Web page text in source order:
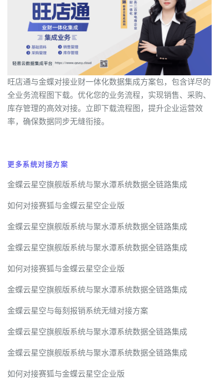
旺店通与金蝶对接业财一体化数据集成方案包，包含详尽的
全业务流程图下载。优化您的业务流程，实现销售、采购、
库存管理的高效对接。立即下载流程图，提升企业运营效
率，确保数据同步无缝衔接。
更多系统对接方案
金蝶云星空旗舰版系统与聚水潭系统数据全链路集成
如何对接赛狐与金蝶云星空企业版
金蝶云星空旗舰版系统与聚水潭系统数据全链路集成
金蝶云星空旗舰版系统与聚水潭系统数据全链路集成
如何对接赛狐与金蝶云星空企业版
金蝶云星空旗舰版系统与聚水潭系统数据全链路集成
金蝶云星空与每刻报销系统无缝对接方案
金蝶云星空旗舰版系统与聚水潭系统数据全链路集成
金蝶云星空旗舰版系统与聚水潭系统数据全链路集成
如何对接赛狐与金蝶云星空企业版